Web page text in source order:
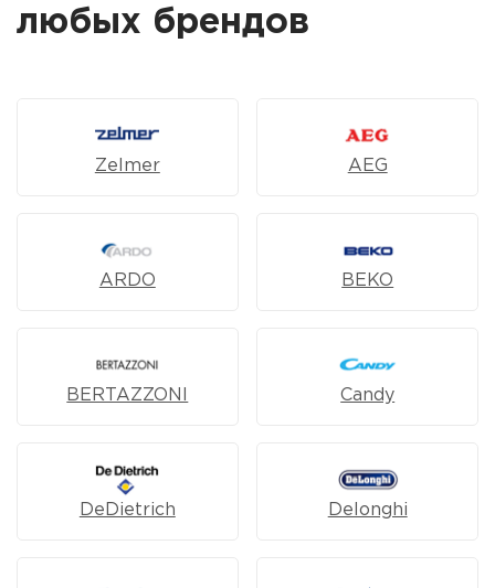
любых брендов
Zelmer AEG
ARDO BEKO
BERTAZZONI Candy
DeDietrich Delonghi